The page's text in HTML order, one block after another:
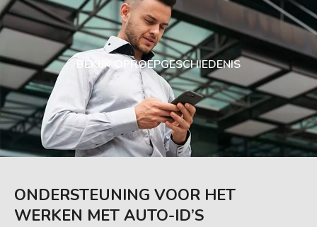
BEKIJK OPROEPGESCHIEDENIS
ONDERSTEUNING VOOR HET
WERKEN MET AUTO-ID’S